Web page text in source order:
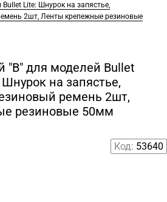
Bullet Lite: Шнурок на запястье,
2шт, Ленты крепежные резиновые
"B" для моделей Bullet
на запястье,
ремень 2шт,
резиновые 50мм
Код: 53640